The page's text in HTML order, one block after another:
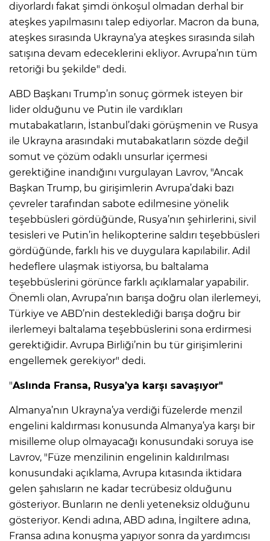
diyorlardı fakat şimdi önkoşul olmadan derhal bir
ateşkes yapılmasını talep ediyorlar. Macron da buna,
ateşkes sırasında Ukrayna’ya ateşkes sırasında silah
satışına devam edeceklerini ekliyor. Avrupa’nın tüm
retoriği bu şekilde" dedi.
ABD Başkanı Trump’ın sonuç görmek isteyen bir
lider olduğunu ve Putin ile vardıkları
mutabakatların, İstanbul’daki görüşmenin ve Rusya
ile Ukrayna arasındaki mutabakatların sözde değil
somut ve çözüm odaklı unsurlar içermesi
gerektiğine inandığını vurgulayan Lavrov, "Ancak
Başkan Trump, bu girişimlerin Avrupa’daki bazı
çevreler tarafından sabote edilmesine yönelik
teşebbüsleri gördüğünde, Rusya’nın şehirlerini, sivil
tesisleri ve Putin’in helikopterine saldırı teşebbüsleri
gördüğünde, farklı his ve duygulara kapılabilir. Adil
hedeflere ulaşmak istiyorsa, bu baltalama
teşebbüslerini görünce farklı açıklamalar yapabilir.
Önemli olan, Avrupa’nın barışa doğru olan ilerlemeyi,
Türkiye ve ABD’nin desteklediği barışa doğru bir
ilerlemeyi baltalama teşebbüslerini sona erdirmesi
gerektiğidir. Avrupa Birliği’nin bu tür girişimlerini
engellemek gerekiyor" dedi.
"Aslında Fransa, Rusya’ya karşı savaşıyor"
Almanya’nın Ukrayna’ya verdiği füzelerde menzil
engelini kaldırması konusunda Almanya’ya karşı bir
misilleme olup olmayacağı konusundaki soruya ise
Lavrov, "Füze menzilinin engelinin kaldırılması
konusundaki açıklama, Avrupa kıtasında iktidara
gelen şahısların ne kadar tecrübesiz olduğunu
gösteriyor. Bunların ne denli yeteneksiz olduğunu
gösteriyor. Kendi adına, ABD adına, İngiltere adına,
Fransa adına konuşma yapıyor sonra da yardımcısı